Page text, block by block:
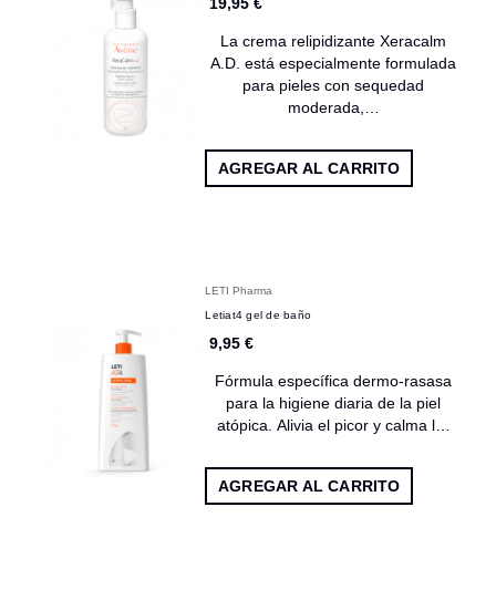
La crema relipidizante Xeracalm
A.D. está especialmente formulada
para pieles con sequedad
moderada,…
AGREGAR AL CARRITO
LETI Pharma
Letiat4 gel de baño
9,95 €
Fórmula específica dermo-rasasa
para la higiene diaria de la piel
atópica. Alivia el picor y calma l…
AGREGAR AL CARRITO